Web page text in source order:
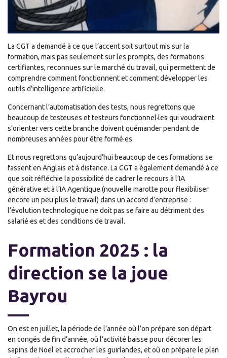
La CGT a demandé à ce que l’accent soit surtout mis sur la
formation, mais pas seulement sur les prompts, des formations
certifiantes, reconnues sur le marché du travail, qui permettent de
comprendre comment fonctionnent et comment développer les
outils d’intelligence artificielle.
Concernant l’automatisation des tests, nous regrettons que
beaucoup de testeuses et testeurs fonctionnel·les qui voudraient
s’orienter vers cette branche doivent quémander pendant de
nombreuses années pour être formé·es.
Et nous regrettons qu’aujourd’hui beaucoup de ces formations se
fassent en Anglais et à distance. La CGT a également demandé à ce
que soit réfléchie la possibilité de cadrer le recours à l’IA
générative et à l’IA Agentique (nouvelle marotte pour flexibiliser
encore un peu plus le travail) dans un accord d’entreprise :
l’évolution technologique ne doit pas se faire au détriment des
salarié·es et des conditions de travail.
Formation 2025 : la
direction se la joue
Bayrou
On est en juillet, la période de l’année où l’on prépare son départ
en congés de fin d’année, où l’activité baisse pour décorer les
sapins de Noël et accrocher les guirlandes, et où on prépare le plan